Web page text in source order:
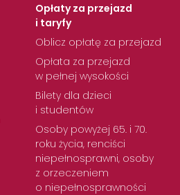
Opłaty za przejazd
i taryfy
Oblicz opłatę za przejazd
Opłata za przejazd
w pełnej wysokości
Bilety dla dzieci
i studentów
Osoby powyżej 65. i 70.
roku życia, renciści
niepełnosprawni, osoby
z orzeczeniem
o niepełnosprawności